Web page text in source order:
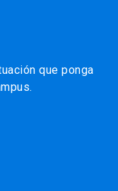
que ponga